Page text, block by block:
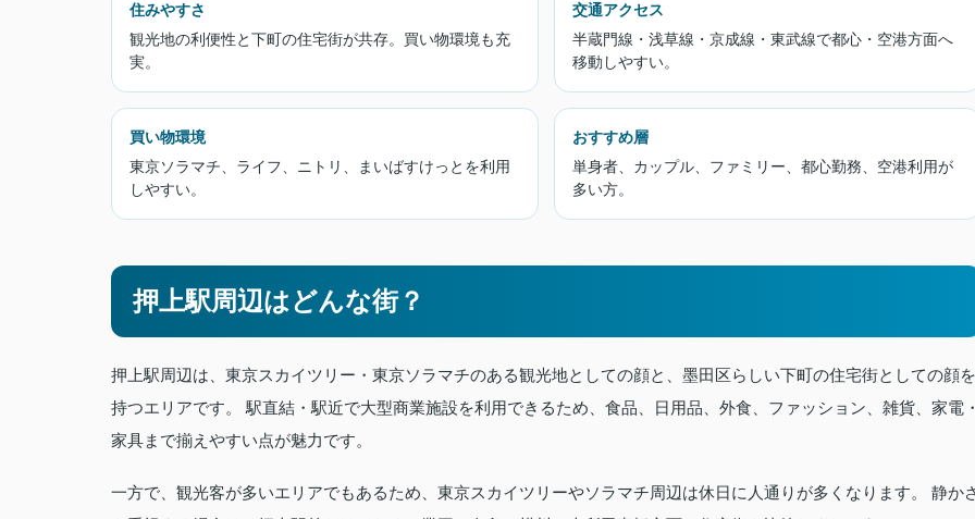
住みやすさ
観光地の利便性と下町の住宅街が共存。買い物環境も充
実。
交通アクセス
半蔵門線・浅草線・京成線・東武線で都心・空港方面へ
移動しやすい。
買い物環境
東京ソラマチ、ライフ、ニトリ、まいばすけっとを利用
しやすい。
おすすめ層
単身者、カップル、ファミリー、都心勤務、空港利用が
多い方。
押上駅周辺はどんな街？
押上駅周辺は、東京スカイツリー・東京ソラマチのある観光地としての顔と、墨田区らしい下町の住宅街としての顔を
持つエリアです。 駅直結・駅近で大型商業施設を利用できるため、食品、日用品、外食、ファッション、雑貨、家電
家具まで揃えやすい点が魅力です。
一方で、観光客が多いエリアでもあるため、東京スカイツリーやソラマチ周辺は休日に人通りが多くなります。 静か